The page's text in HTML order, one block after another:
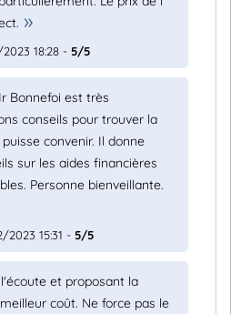
18:28 - 5/5
Bonnefoi est très
conseils pour trouver la
convenir. Il donne
sur les aides financières
Personne bienveillante.
2023 15:31 - 5/5
et proposant la
coût. Ne force pas le